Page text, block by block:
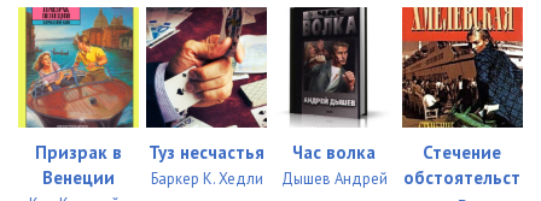
Призрак в
Венеции
Туз несчастья
Баркер К. Хедли
Час волка
Дышев Андрей
Стечение
обстоятельст